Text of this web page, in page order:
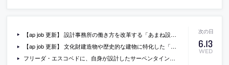
6.13
WED
【ap job 更新】 設計事務所の働き方を改革する「あまね設計」が、意匠設計者(実務経験者)とCADオペレーターを募集中
【ap job 更新】 文化財建造物や歴史的な建物に特化した「文化財構造計画」が、設計スタッフ（意匠・構造）を募集中
フリーダ・エスコベドに、自身が設計したサーペンタイン・パヴィリオンについて聞いているインタビュー動画